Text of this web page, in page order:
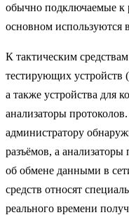
обычно подключаемые к
основном используются
К тактическим
тестирующих устройств
а также устройства для
анализаторы
администратору
разъёмов, а
об обмене данными в
средств относят
реального времени